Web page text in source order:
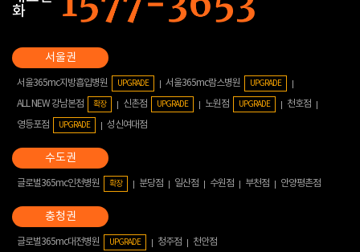
화
서울365mc지방흡입병원 UPGRADE 서울365mc람스병원 UPGRADE
ALL NEW 강남본점 확장 신촌점 UPGRADE 노원점 UPGRADE
천호점
영등포점
UPGRADE 성신여대점
글로벌365mc인천병원 확장 분당점 일산점 수원점 부천점 안양평촌점
글로벌365mc대전병원 UPGRADE 청주점 천안점